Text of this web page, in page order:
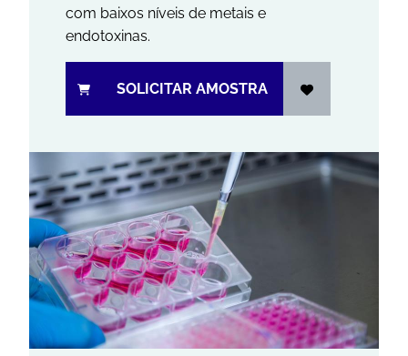
com baixos níveis de metais e
endotoxinas.
SOLICITAR AMOSTRA